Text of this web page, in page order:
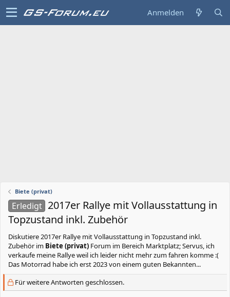
Anmelden
Biete (privat)
Erledigt 2017er Rallye mit Vollausstattung in
Topzustand inkl. Zubehör
Diskutiere2017er Rallye mit Vollausstattung in Topzustand inkl.
Zubehör im Biete (privat) Forum im Bereich Marktplatz; Servus, ich
verkaufe meine Rallye weil ich leider nicht mehr zum fahren komme :(
Das Motorrad habe ich erst 2023 von einem guten Bekannten...
Für weitere Antworten geschlossen.